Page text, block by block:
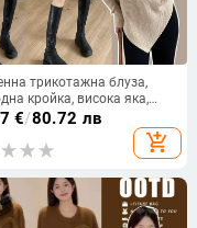
трикотажна блуза,
кройка, висока яка,
еднотонна смес
(до
всяка съставка)
€/80.72 лв
add_shopping_cart